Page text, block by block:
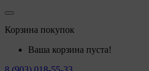
Корзина покупок
Ваша корзина пуста!